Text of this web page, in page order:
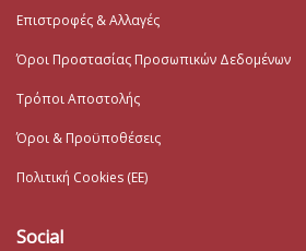
Επιστροφές & Αλλαγές
Όροι Προστασίας Προσωπικών Δεδομένων
Τρόποι Αποστολής
Όροι & Προϋποθέσεις
Πολιτική Cookies (ΕΕ)
Social